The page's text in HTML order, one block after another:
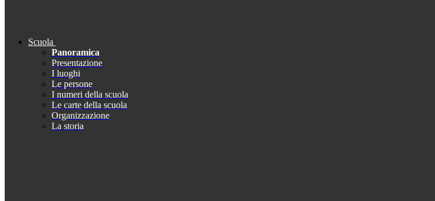
Scuola
Panoramica
Presentazione
I luoghi
Le persone
I numeri della scuola
Le carte della scuola
Organizzazione
La storia